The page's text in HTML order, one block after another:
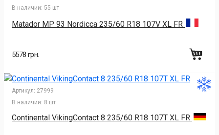
В наличии: 55 шт
Matador MP 93 Nordicca 235/60 R18 107V XL FR
5578 грн.
Артикул: 27999
В наличии: 8 шт
Continental VikingContact 8 235/60 R18 107T XL FR